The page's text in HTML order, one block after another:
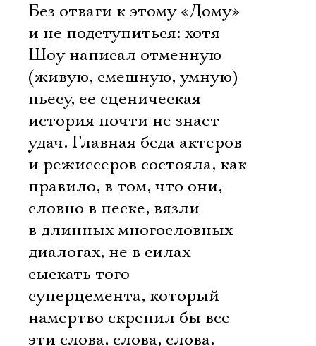
Без отваги к этому «Дому»
и не подступиться: хотя
Шоу написал отменную
(живую, смешную, умную)
пьесу, ее сценическая
история почти не знает
удач. Главная беда актеров
и режиссеров состояла, как
правило, в том, что они,
словно в песке, вязли
в длинных многословных
диалогах, не в силах
сыскать того
суперцемента, который
намертво скрепил бы все
эти слова, слова, слова.